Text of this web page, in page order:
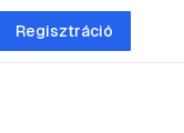
Regisztráció